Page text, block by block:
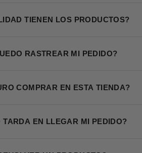
TIENEN LOS PRODUCTOS?
RASTREAR MI PEDIDO?
COMPRAR EN ESTA TIENDA?
TARDA EN LLEGAR MI PEDIDO?